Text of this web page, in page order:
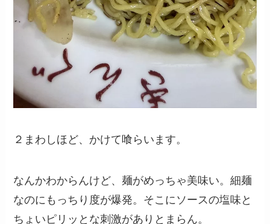
２まわしほど、かけて喰らいます。
なんかわからんけど、麺がめっちゃ美味い。細麺
なのにもっちり度が爆発。そこにソースの塩味と
ちょいピリッとな刺激がありとまらん。